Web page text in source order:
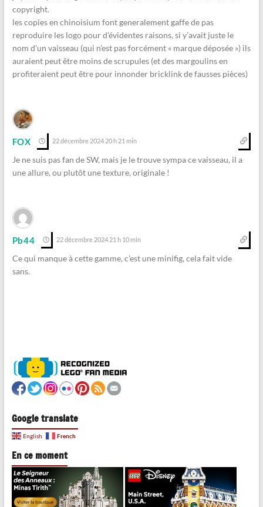
copyright.
les copies en chinoisium font generalement gaffe de pas
reproduire les logo pour d’évidentes raisons, si y’avait juste le
nom d’un vaisseau (qui n’est pas forcément « marque déposée ») ils
auraient peut être moins de scrupules (et des margoulins en
profiteraient peut être pour innonder bricklink de fausses pièces)
FOX 22 décembre 2024 20 h 21 min
Je ne suis pas fan de SW, mais je le trouve sympa ce vaisseau, il a
une allure, ou plutôt une texture, originale !
Pb44 22 décembre 2024 21 h 10 min
Ce qui manque à cette gamme, c’est une minifig, cela fait vide
sans.
Google translate
English French
En ce moment